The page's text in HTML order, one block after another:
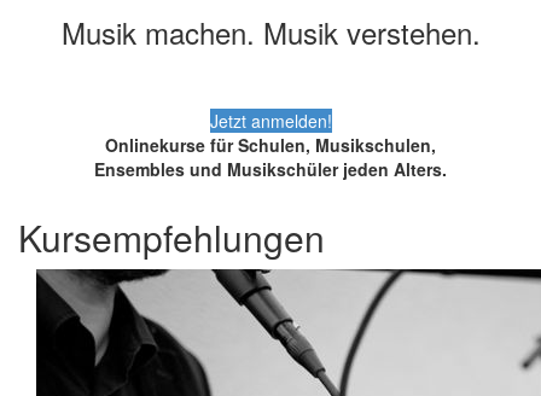
Musik machen. Musik verstehen.
Jetzt anmelden!
Onlinekurse für Schulen, Musikschulen,
Ensembles und Musikschüler jeden Alters.
Kursempfehlungen